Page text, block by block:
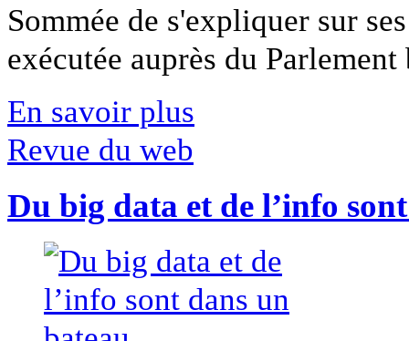
Sommée de s'expliquer sur
exécutée auprès du
En savoir plus
Revue du web
Du big data et de l’info